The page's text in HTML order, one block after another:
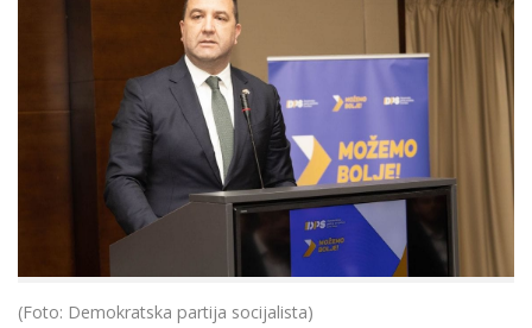
(Foto: Demokratska partija socijalista)